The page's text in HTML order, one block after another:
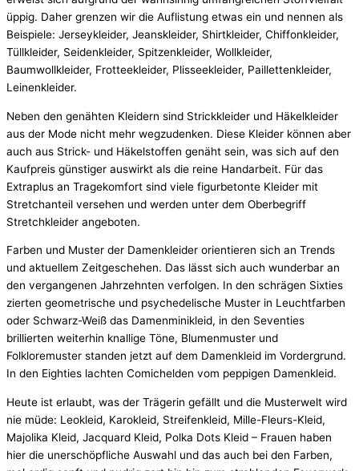
üppig. Daher grenzen wir die Auflistung etwas ein und nennen als
Beispiele: Jerseykleider, Jeanskleider, Shirtkleider, Chiffonkleider,
Tüllkleider, Seidenkleider, Spitzenkleider, Wollkleider,
Baumwollkleider, Frotteekleider, Plisseekleider, Paillettenkleider,
Leinenkleider.
Neben den genähten Kleidern sind Strickkleider und Häkelkleider
aus der Mode nicht mehr wegzudenken. Diese Kleider können aber
auch aus Strick- und Häkelstoffen genäht sein, was sich auf den
Kaufpreis günstiger auswirkt als die reine Handarbeit. Für das
Extraplus an Tragekomfort sind viele figurbetonte Kleider mit
Stretchanteil versehen und werden unter dem Oberbegriff
Stretchkleider angeboten.
Farben und Muster der Damenkleider orientieren sich an Trends
und aktuellem Zeitgeschehen. Das lässt sich auch wunderbar an
den vergangenen Jahrzehnten verfolgen. In den schrägen Sixties
zierten geometrische und psychedelische Muster in Leuchtfarben
oder Schwarz-Weiß das Damenminikleid, in den Seventies
brillierten weiterhin knallige Töne, Blumenmuster und
Folkloremuster standen jetzt auf dem Damenkleid im Vordergrund.
In den Eighties lachten Comichelden vom peppigen Damenkleid.
Heute ist erlaubt, was der Trägerin gefällt und die Musterwelt wird
nie müde: Leokleid, Karokleid, Streifenkleid, Mille-Fleurs-Kleid,
Majolika Kleid, Jacquard Kleid, Polka Dots Kleid – Frauen haben
hier die unerschöpfliche Auswahl und das auch bei den Farben,